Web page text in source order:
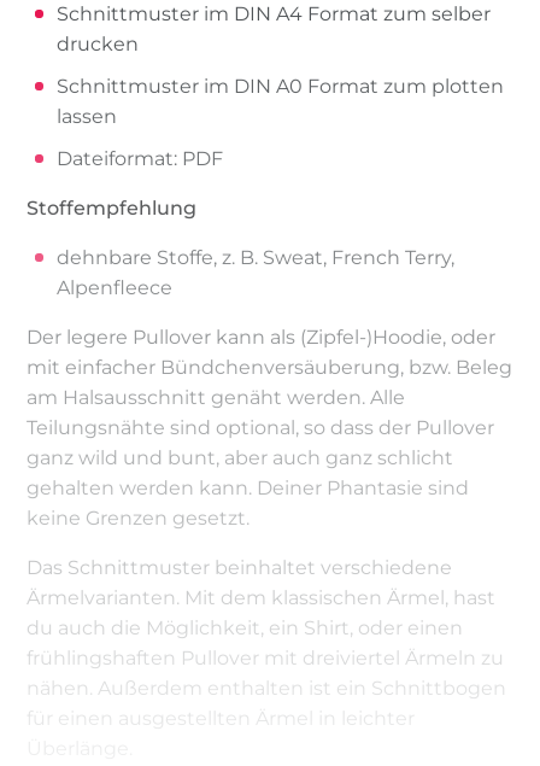
Schnittmuster im DIN A4 Format zum selber
drucken
Schnittmuster im DIN A0 Format zum plotten
lassen
Dateiformat: PDF
Stoffempfehlung
dehnbare Stoffe, z. B. Sweat, French Terry,
Alpenfleece
Der legere Pullover kann als (Zipfel-)Hoodie, oder
mit einfacher Bündchenversäuberung, bzw. Beleg
am Halsausschnitt genäht werden. Alle
Teilungsnähte sind optional, so dass der Pullover
ganz wild und bunt, aber auch ganz schlicht
gehalten werden kann. Deiner Phantasie sind
keine Grenzen gesetzt.
Das Schnittmuster beinhaltet verschiedene
Ärmelvarianten. Mit dem klassischen Ärmel, hast
du auch die Möglichkeit, ein Shirt, oder einen
frühlingshaften Pullover mit dreiviertel Ärmeln zu
nähen. Außerdem enthalten ist ein Schnittbogen
für einen ausgestellten Ärmel in leichter